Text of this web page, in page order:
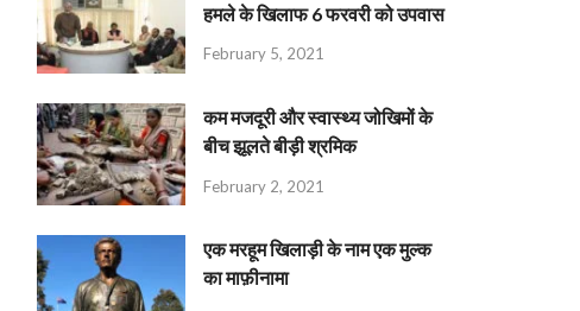
हमले के खिलाफ 6 फरवरी को उपवास
February 5, 2021
कम मजदूरी और स्वास्थ्य जोखिमों के
बीच झूलते बीड़ी श्रमिक
February 2, 2021
एक मरहूम खिलाड़ी के नाम एक मुल्क
का माफ़ीनामा